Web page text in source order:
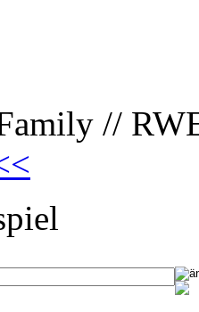
//